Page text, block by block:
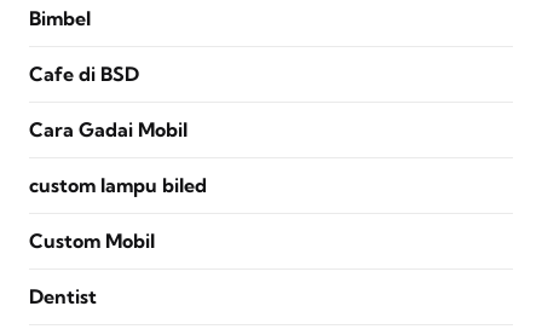
Bimbel
Cafe di BSD
Cara Gadai Mobil
custom lampu biled
Custom Mobil
Dentist